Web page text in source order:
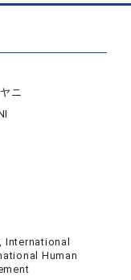
ニ
International
Human